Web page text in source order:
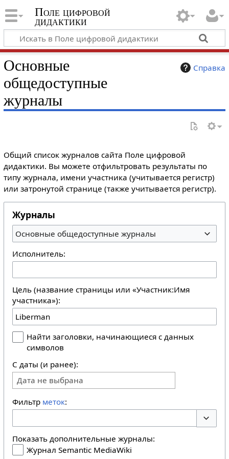
Поле цифровой
дидактики
Справка
Основные
общедоступные
журналы
Общий список журналов сайта Поле цифровой
дидактики. Вы можете отфильтровать результаты по
типу журнала, имени участника (учитывается регистр)
или затронутой странице (также учитывается регистр).
Журналы
Основные общедоступные журналы
Исполнитель:
Цель (название страницы или «Участник:Имя
участника»):
Найти заголовки, начинающиеся с данных
символов
С даты (и ранее):
Дата не выбрана
Фильтр меток:
Показать дополнительные журналы:
Журнал Semantic MediaWiki